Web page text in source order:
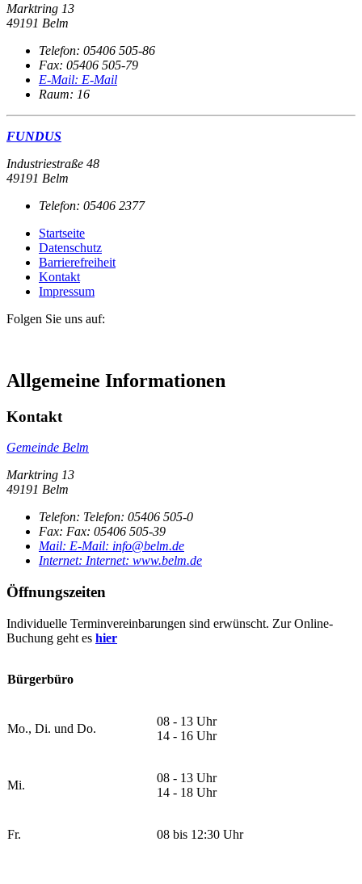
Marktring 13
49191 Belm
Telefon: 05406 505-86
Fax: 05406 505-79
E-Mail: E-Mail
Raum: 16
FUNDUS
Industriestraße 48
49191 Belm
Telefon: 05406 2377
Startseite
Datenschutz
Barrierefreiheit
Kontakt
Impressum
Folgen Sie uns auf:
Allgemeine Informationen
Kontakt
Gemeinde Belm
Marktring 13
49191 Belm
Telefon: Telefon: 05406 505-0
Fax: Fax: 05406 505-39
Mail: E-Mail: info@belm.de
Internet: Internet: www.belm.de
Öffnungszeiten
Individuelle Terminvereinbarungen sind erwünscht. Zur Online-
Buchung geht es hier
Bürgerbüro
Mo., Di. und Do.
08 - 13 Uhr
14 - 16 Uhr
Mi.
08 - 13 Uhr
14 - 18 Uhr
Fr. 08 bis 12:30 Uhr